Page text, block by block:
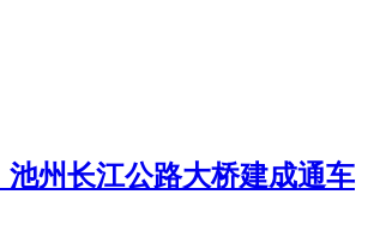
池州长江公路大桥建成通车